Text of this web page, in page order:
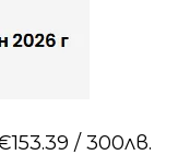
/ 300лв.